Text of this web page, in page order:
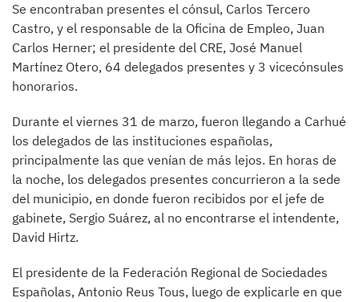
Se encontraban presentes el cónsul, Carlos Tercero
Castro, y el responsable de la Oficina de Empleo, Juan
Carlos Herner; el presidente del CRE, José Manuel
Martínez Otero, 64 delegados presentes y 3 vicecónsules
honorarios.
Durante el viernes 31 de marzo, fueron llegando a Carhué
los delegados de las instituciones españolas,
principalmente las que venían de más lejos. En horas de
la noche, los delegados presentes concurrieron a la sede
del municipio, en donde fueron recibidos por el jefe de
gabinete, Sergio Suárez, al no encontrarse el intendente,
David Hirtz.
El presidente de la Federación Regional de Sociedades
Españolas, Antonio Reus Tous, luego de explicarle en que